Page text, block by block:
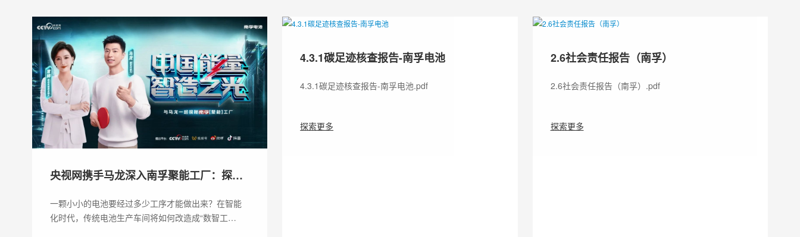
央视网携手马龙深入南孚聚能工厂：探秘
一颗小小的电池要经过多少工序才能做出来？在智能
化时代，传统电池生产车间将如何改造成“数智工…
4.3.1碳足迹核查报告-南孚电池
4.3.1碳足迹核查报告-南孚电池.pdf
探索更多
2.6社会责任报告（南孚）
2.6社会责任报告（南孚）.pdf
探索更多